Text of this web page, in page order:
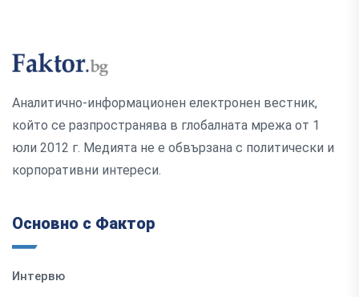
Аналитично-информационен електронен вестник,
който се разпространява в глобалната мрежа от 1
юли 2012 г. Медията не е обвързана с политически и
корпоративни интереси.
Основно с Фактор
Интервю